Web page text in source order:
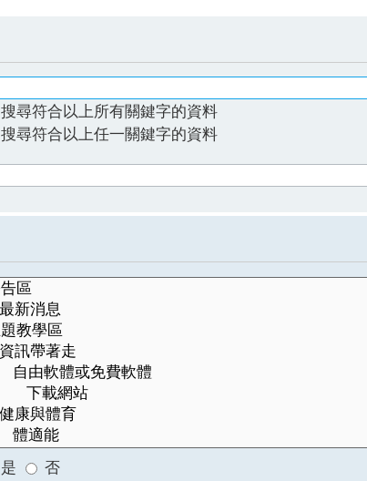
搜尋符合以上所有關鍵字的資料
搜尋符合以上任一關鍵字的資料
是
否